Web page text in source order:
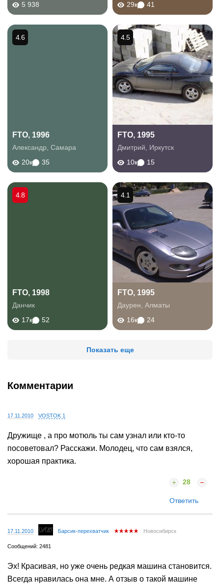
5 938
29к
41
FTO, 1996
Александр Самара
20к
35
4.6
FTO, 1995
Дмитрий
Иркутск
10к
15
4.5
FTO, 1998
Данчик
17к
52
4.8
FTO, 1995
Даурен Алматы
16к
24
4.1
Показать еще
Комментарии
17.11.2010 VOSTOK 1
Дружище , а про мотюль ты сам узнал или кто-то
посоветовал? Расскажи. Молодец, что сам взялся,
хорошая практика.
28
Ответить
17.11.2010 Барсик-перехватчик Новосибирск
Сообщений: 2481
Эх! Красивая, но уже очень редкая машина становится.
Всегда нравилась она мне. А отзыв о такой машине